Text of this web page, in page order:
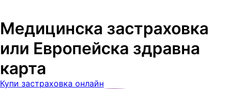
Медицинска застраховка
или Европейска здравна
карта
Купи застраховка онлайн